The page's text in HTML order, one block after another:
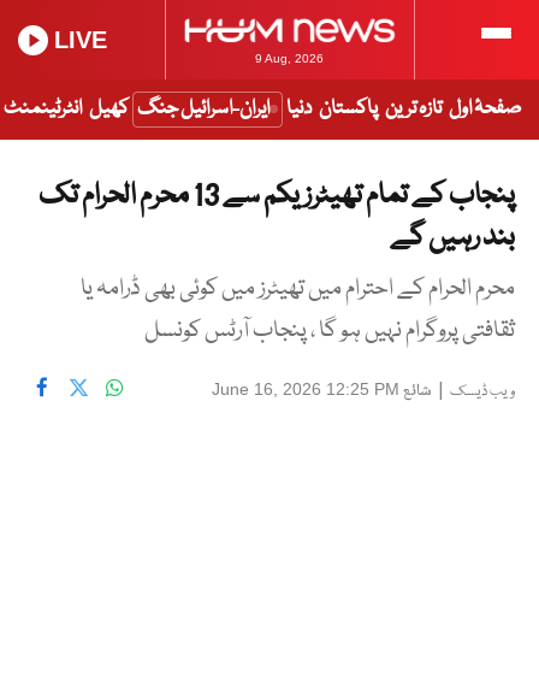
9 Aug, 2026
LIVE
صفحۂ اول تازہ ترین پاکستان دنیا ایران-اسرائیل جنگ کھیل انٹرٹینمنٹ
پنجاب کے تمام تھیٹرز یکم سے 13 محرم الحرام تک
بند رہیں گے
محرم الحرام کے احترام میں تھیٹرز میں کوئی بھی ڈرامہ یا
ثقافتی پروگرام نہیں ہو گا ، پنجاب آرٹس کونسل
ویب ڈیسک | شائع June 16, 2026 12:25 PM